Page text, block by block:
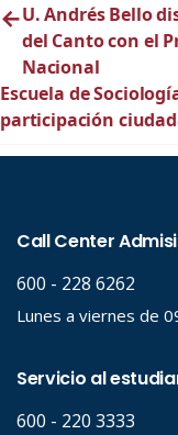
←U. Andrés Bello
del Canto con el
Nacional
Escuela de
participación